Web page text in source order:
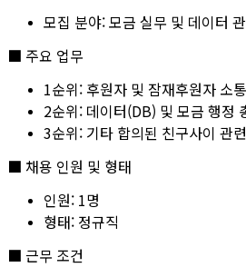
모집 분야: 모금 실무 및 데이터
■ 주요 업무
1순위: 후원자 및 잠재후원자 소
2순위: 데이터(DB) 및 모금 행정
3순위: 기타 합의된 친구사이 관
■ 채용 인원 및 형태
인원: 1명
형태: 정규직
■ 근무 조건